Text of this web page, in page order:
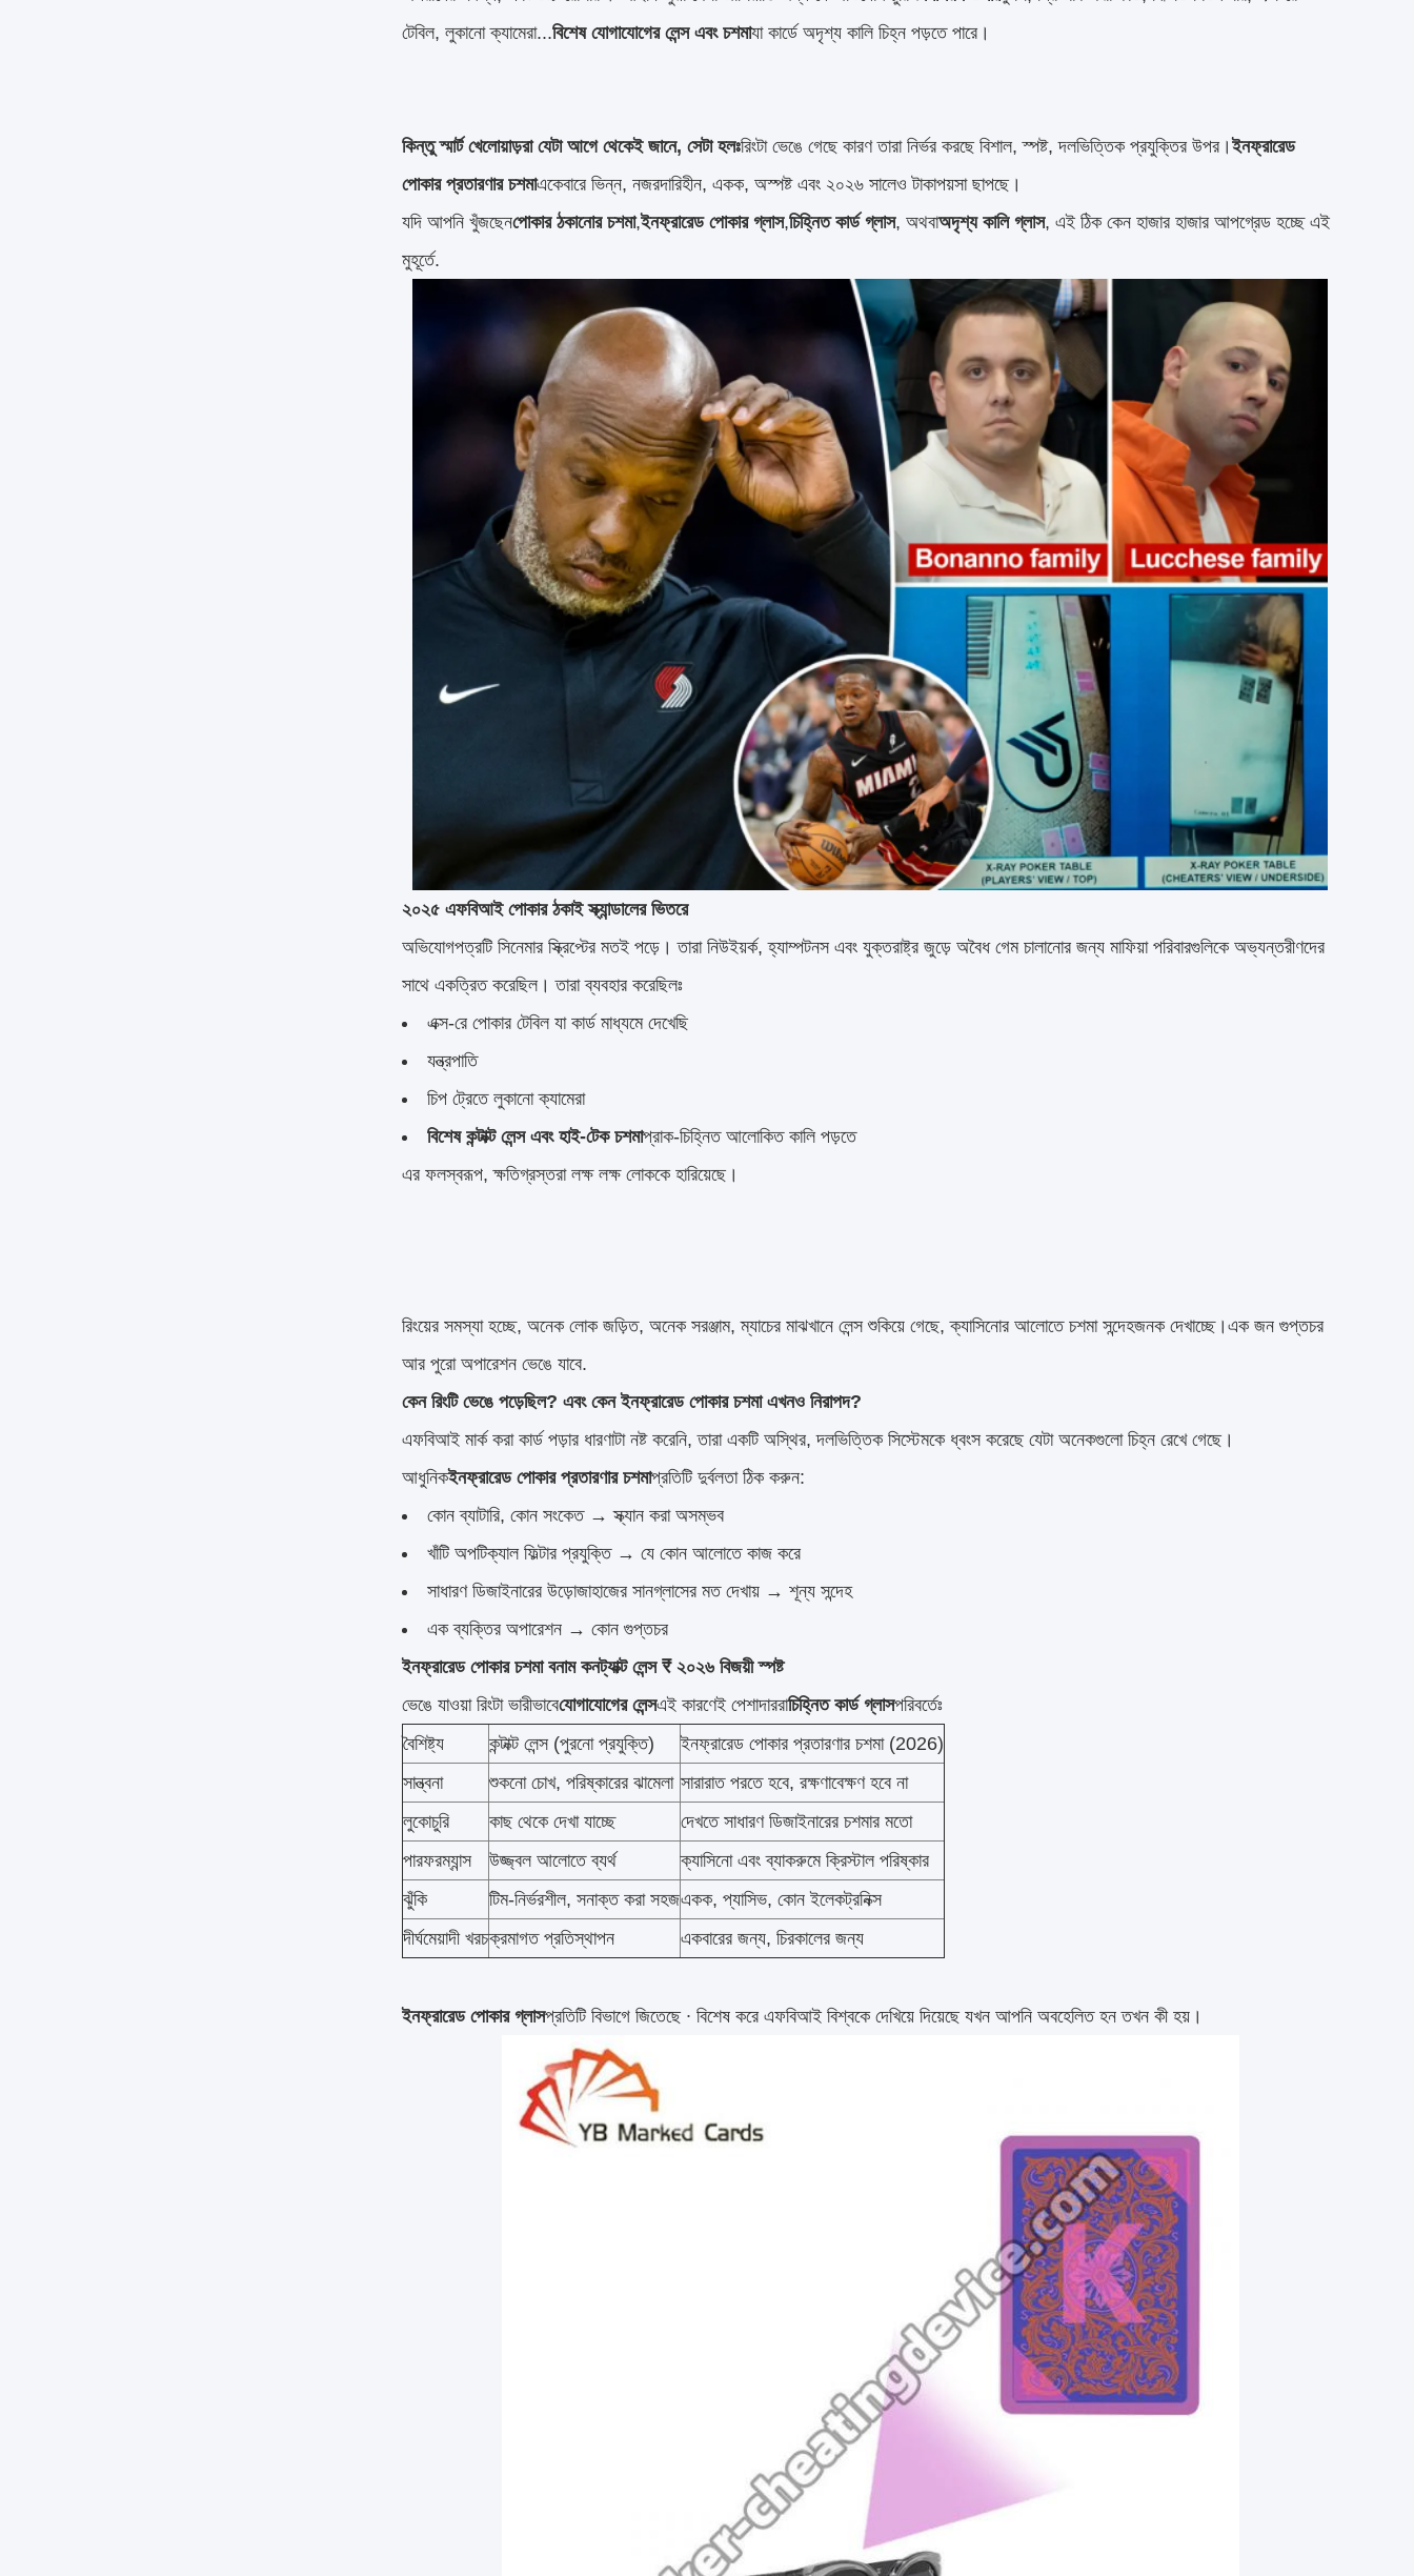
টেবিল, লুকানো ক্যামেরা...বিশেষ যোগাযোগের লেন্স এবং চশমাযা কার্ডে অদৃশ্য কালি চিহ্ন পড়তে পারে।
কিন্তু স্মার্ট খেলোয়াড়রা যেটা আগে থেকেই জানে, সেটা হলঃরিংটা ভেঙে গেছে কারণ তারা নির্ভর করছে বিশাল, স্পষ্ট, দলভিত্তিক প্রযুক্তির উপর।ইনফ্রারেড
পোকার প্রতারণার চশমাএকেবারে ভিন্ন, নজরদারিহীন, একক, অস্পষ্ট এবং ২০২৬ সালেও টাকাপয়সা ছাপছে।
যদি আপনি খুঁজছেনপোকার ঠকানোর চশমা,ইনফ্রারেড পোকার গ্লাস,চিহ্নিত কার্ড গ্লাস, অথবাঅদৃশ্য কালি গ্লাস, এই ঠিক কেন হাজার হাজার আপগ্রেড হচ্ছে এই
মুহূর্তে.
২০২৫ এফবিআই পোকার ঠকাই স্ক্যান্ডালের ভিতরে
অভিযোগপত্রটি সিনেমার স্ক্রিপ্টের মতই পড়ে। তারা নিউইয়র্ক, হ্যাম্পটনস এবং যুক্তরাষ্ট্র জুড়ে অবৈধ গেম চালানোর জন্য মাফিয়া পরিবারগুলিকে অভ্যন্তরীণদের
সাথে একত্রিত করেছিল। তারা ব্যবহার করেছিলঃ
এক্স-রে পোকার টেবিল যা কার্ড মাধ্যমে দেখেছি
যন্ত্রপাতি
চিপ ট্রেতে লুকানো ক্যামেরা
বিশেষ কন্টাক্ট লেন্স এবং হাই-টেক চশমাপ্রাক-চিহ্নিত আলোকিত কালি পড়তে
এর ফলস্বরূপ, ক্ষতিগ্রস্তরা লক্ষ লক্ষ লোককে হারিয়েছে।
রিংয়ের সমস্যা হচ্ছে, অনেক লোক জড়িত, অনেক সরঞ্জাম, ম্যাচের মাঝখানে লেন্স শুকিয়ে গেছে, ক্যাসিনোর আলোতে চশমা সন্দেহজনক দেখাচ্ছে।এক জন গুপ্তচর
আর পুরো অপারেশন ভেঙে যাবে.
কেন রিংটি ভেঙে পড়েছিল? এবং কেন ইনফ্রারেড পোকার চশমা এখনও নিরাপদ?
এফবিআই মার্ক করা কার্ড পড়ার ধারণাটা নষ্ট করেনি, তারা একটি অস্থির, দলভিত্তিক সিস্টেমকে ধ্বংস করেছে যেটা অনেকগুলো চিহ্ন রেখে গেছে।
আধুনিকইনফ্রারেড পোকার প্রতারণার চশমাপ্রতিটি দুর্বলতা ঠিক করুন:
কোন ব্যাটারি, কোন সংকেত → স্ক্যান করা অসম্ভব
খাঁটি অপটিক্যাল ফিল্টার প্রযুক্তি → যে কোন আলোতে কাজ করে
সাধারণ ডিজাইনারের উড়োজাহাজের সানগ্লাসের মত দেখায় → শূন্য সন্দেহ
এক ব্যক্তির অপারেশন → কোন গুপ্তচর
ইনফ্রারেড পোকার চশমা বনাম কনট্যাক্ট লেন্স ₹ ২০২৬ বিজয়ী স্পষ্ট
ভেঙে যাওয়া রিংটা ভারীভাবেযোগাযোগের লেন্সএই কারণেই পেশাদাররাচিহ্নিত কার্ড গ্লাসপরিবর্তেঃ
বৈশিষ্ট্য
কন্টাক্ট লেন্স (পুরনো প্রযুক্তি)
ইনফ্রারেড পোকার প্রতারণার চশমা (2026)
সান্ত্বনা
শুকনো চোখ, পরিষ্কারের ঝামেলা সারারাত পরতে হবে, রক্ষণাবেক্ষণ হবে না
লুকোচুরি
কাছ থেকে দেখা যাচ্ছে
দেখতে সাধারণ ডিজাইনারের চশমার মতো
পারফরম্যান্স
উজ্জ্বল আলোতে ব্যর্থ
ক্যাসিনো এবং ব্যাকরুমে ক্রিস্টাল পরিষ্কার
ঝুঁকি
টিম-নির্ভরশীল, সনাক্ত করা সহজএকক, প্যাসিভ, কোন ইলেকট্রনিক্স
দীর্ঘমেয়াদী খরচক্রমাগত প্রতিস্থাপন একবারের জন্য, চিরকালের জন্য
ইনফ্রারেড পোকার গ্লাসপ্রতিটি বিভাগে জিতেছে ∙ বিশেষ করে এফবিআই বিশ্বকে দেখিয়ে দিয়েছে যখন আপনি অবহেলিত হন তখন কী হয়।